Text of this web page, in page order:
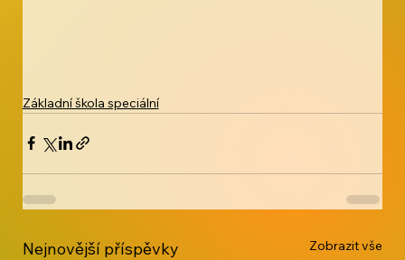
Základní škola speciální
Nejnovější příspěvky Zobrazit vše